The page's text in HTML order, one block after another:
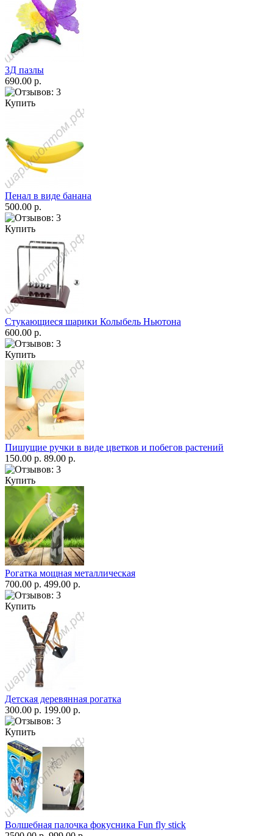
3Д пазлы
690.00 р.
Купить
Пенал в виде банана
500.00 р.
Купить
Стукающиеся шарики Колыбель Ньютона
600.00 р.
Купить
Пишущие ручки в виде цветков и побегов растений
150.00 р. 89.00 р.
Купить
Рогатка мощная металлическая
700.00 р. 499.00 р.
Купить
Детская деревянная рогатка
300.00 р. 199.00 р.
Купить
Волшебная палочка фокусника Fun fly stick